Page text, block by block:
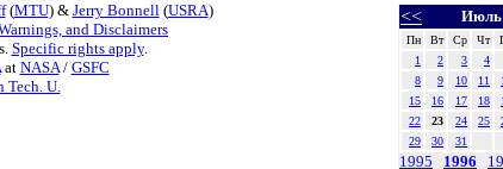
<< Июль
Пн Вт Ср Чт
1
2 3 4
8
9 10 11
15
16 17 18
22
23 24 25
29
30 31
1995 1996
(MTU) & Jerry Bonnell(USRA)
and Disclaimers
Specific rights apply.
at NASA/ GSFC
Tech. U.